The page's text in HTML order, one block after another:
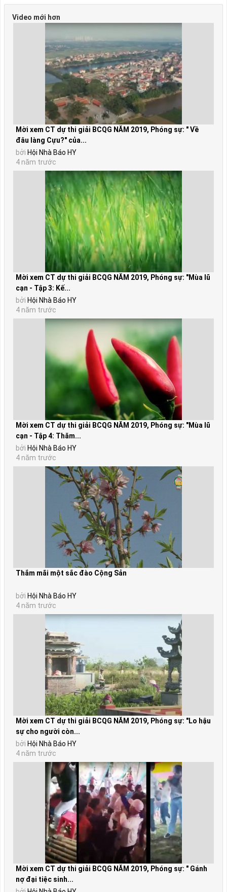
Video mới hơn
Mời xem CT dự thi giải BCQG NĂM 2019, Phóng sự: " Về
đâu làng Cựu?" của...
bởi Hội Nhà Báo HY
4 năm trước
Mời xem CT dự thi giải BCQG NĂM 2019, Phóng sự: "Mùa lũ
cạn - Tập 3: Kế...
bởi Hội Nhà Báo HY
4 năm trước
Mời xem CT dự thi giải BCQG NĂM 2019, Phóng sự: "Mùa lũ
cạn - Tập 4: Thăm...
bởi Hội Nhà Báo HY
4 năm trước
Thắm mãi một sắc đào Cộng Sản
bởi Hội Nhà Báo HY
4 năm trước
Mời xem CT dự thi giải BCQG NĂM 2019, Phóng sự: "Lo hậu
sự cho người còn...
bởi Hội Nhà Báo HY
4 năm trước
Mời xem CT dự thi giải BCQG NĂM 2019, Phóng sự: " Gánh
nợ đại tiệc sinh...